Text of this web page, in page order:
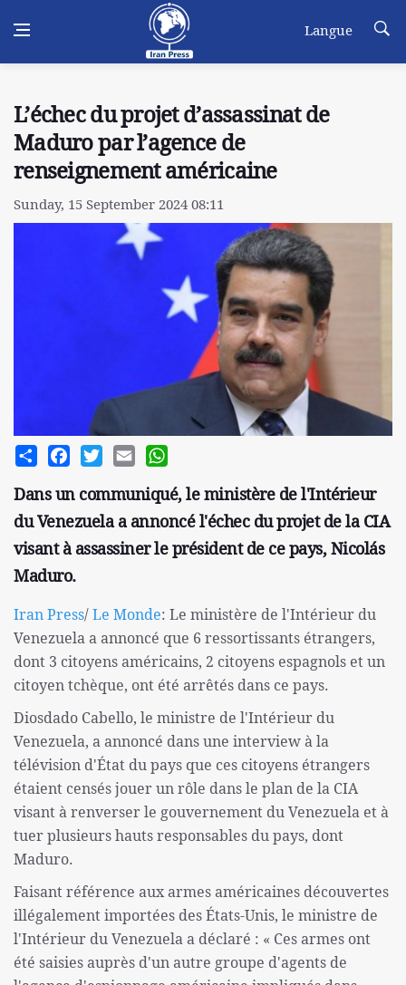
Langue
L’échec du projet d’assassinat de
Maduro par l’agence de
renseignement américaine
Sunday, 15 September 2024 08:11
Share FacebookTwitterEmail
Dans un communiqué, le ministère de l'Intérieur
du Venezuela a annoncé l'échec du projet de la CIA
visant à assassiner le président de ce pays, Nicolás
Maduro.
Iran Press/Le Monde: Le ministère de l'Intérieur du
Venezuela a annoncé que 6 ressortissants étrangers,
dont 3 citoyens américains, 2 citoyens espagnols et un
citoyen tchèque, ont été arrêtés dans ce pays.
Diosdado Cabello, le ministre de l'Intérieur du
Venezuela, a annoncé dans une interview à la
télévision d'État du pays que ces citoyens étrangers
étaient censés jouer un rôle dans le plan de la CIA
visant à renverser le gouvernement du Venezuela et à
tuer plusieurs hauts responsables du pays, dont
Maduro.
Faisant référence aux armes américaines découvertes
illégalement importées des États-Unis, le ministre de
l'Intérieur du Venezuela a déclaré : « Ces armes ont
été saisies auprès d'un autre groupe d'agents de